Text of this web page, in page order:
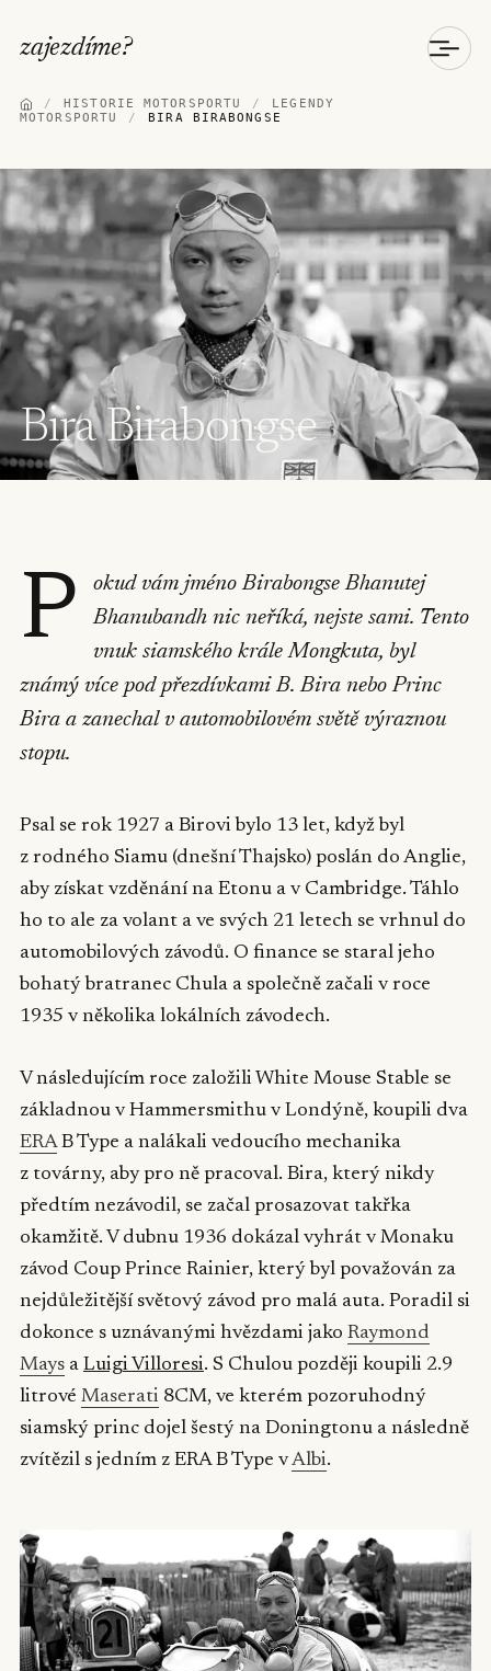
zajezdíme?
/ HISTORIE MOTORSPORTU /
LEGENDY
MOTORSPORTU
/ BIRA BIRABONGSE
Bira Birabongse
P
okud vám jméno Birabongse Bhanutej
Bhanubandh nic neříká, nejste sami. Tento
vnuk siamského krále Mongkuta, byl
známý více pod přezdívkami B. Bira nebo Princ
Bira a zanechal v automobilovém světě výraznou
stopu.
Psal se rok 1927 a Birovi bylo 13 let, když byl
z rodného Siamu (dnešní Thajsko) poslán do Anglie,
aby získat vzděnání na Etonu a v Cambridge. Táhlo
ho to ale za volant a ve svých 21 letech se vrhnul do
automobilových závodů. O finance se staral jeho
bohatý bratranec Chula a společně začali v roce
1935 v několika lokálních závodech.
V následujícím roce založili White Mouse Stable se
základnou v Hammersmithu v Londýně, koupili dva
ERAB Type a nalákali vedoucího mechanika
z továrny, aby pro ně pracoval. Bira, který nikdy
předtím nezávodil, se začal prosazovat takřka
okamžitě. V dubnu 1936 dokázal vyhrát v Monaku
závod Coup Prince Rainier, který byl považován za
nejdůležitější světový závod pro malá auta. Poradil si
dokonce s uznávanými hvězdami jako Raymond
Mays a Luigi Villoresi. S Chulou později koupili 2.9
litrové Maserati 8CM, ve kterém pozoruhodný
siamský princ dojel šestý na Doningtonu a následně
zvítězil s jedním z ERA B Type vAlbi.